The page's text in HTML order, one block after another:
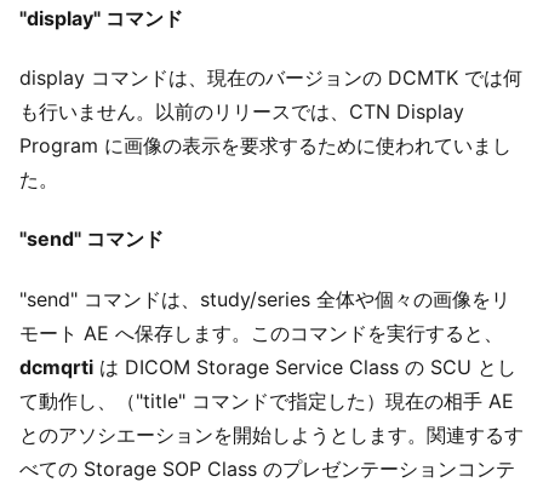
"display" コマンド
display コマンドは、現在のバージョンの DCMTK では何
も行いません。以前のリリースでは、CTN Display
Program に画像の表示を要求するために使われていまし
た。
"send" コマンド
"send" コマンドは、study/series 全体や個々の画像をリ
モート AE へ保存します。このコマンドを実行すると、
dcmqrti は DICOM Storage Service Class の SCU とし
て動作し、（"title" コマンドで指定した）現在の相手 AE
とのアソシエーションを開始しようとします。関連するす
べての Storage SOP Class のプレゼンテーションコンテ